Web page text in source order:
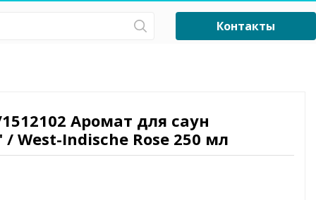
принадлежности
Контакты
Аромат для саун
West-Indische Rose 250 мл